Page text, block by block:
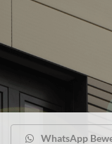
WhatsApp